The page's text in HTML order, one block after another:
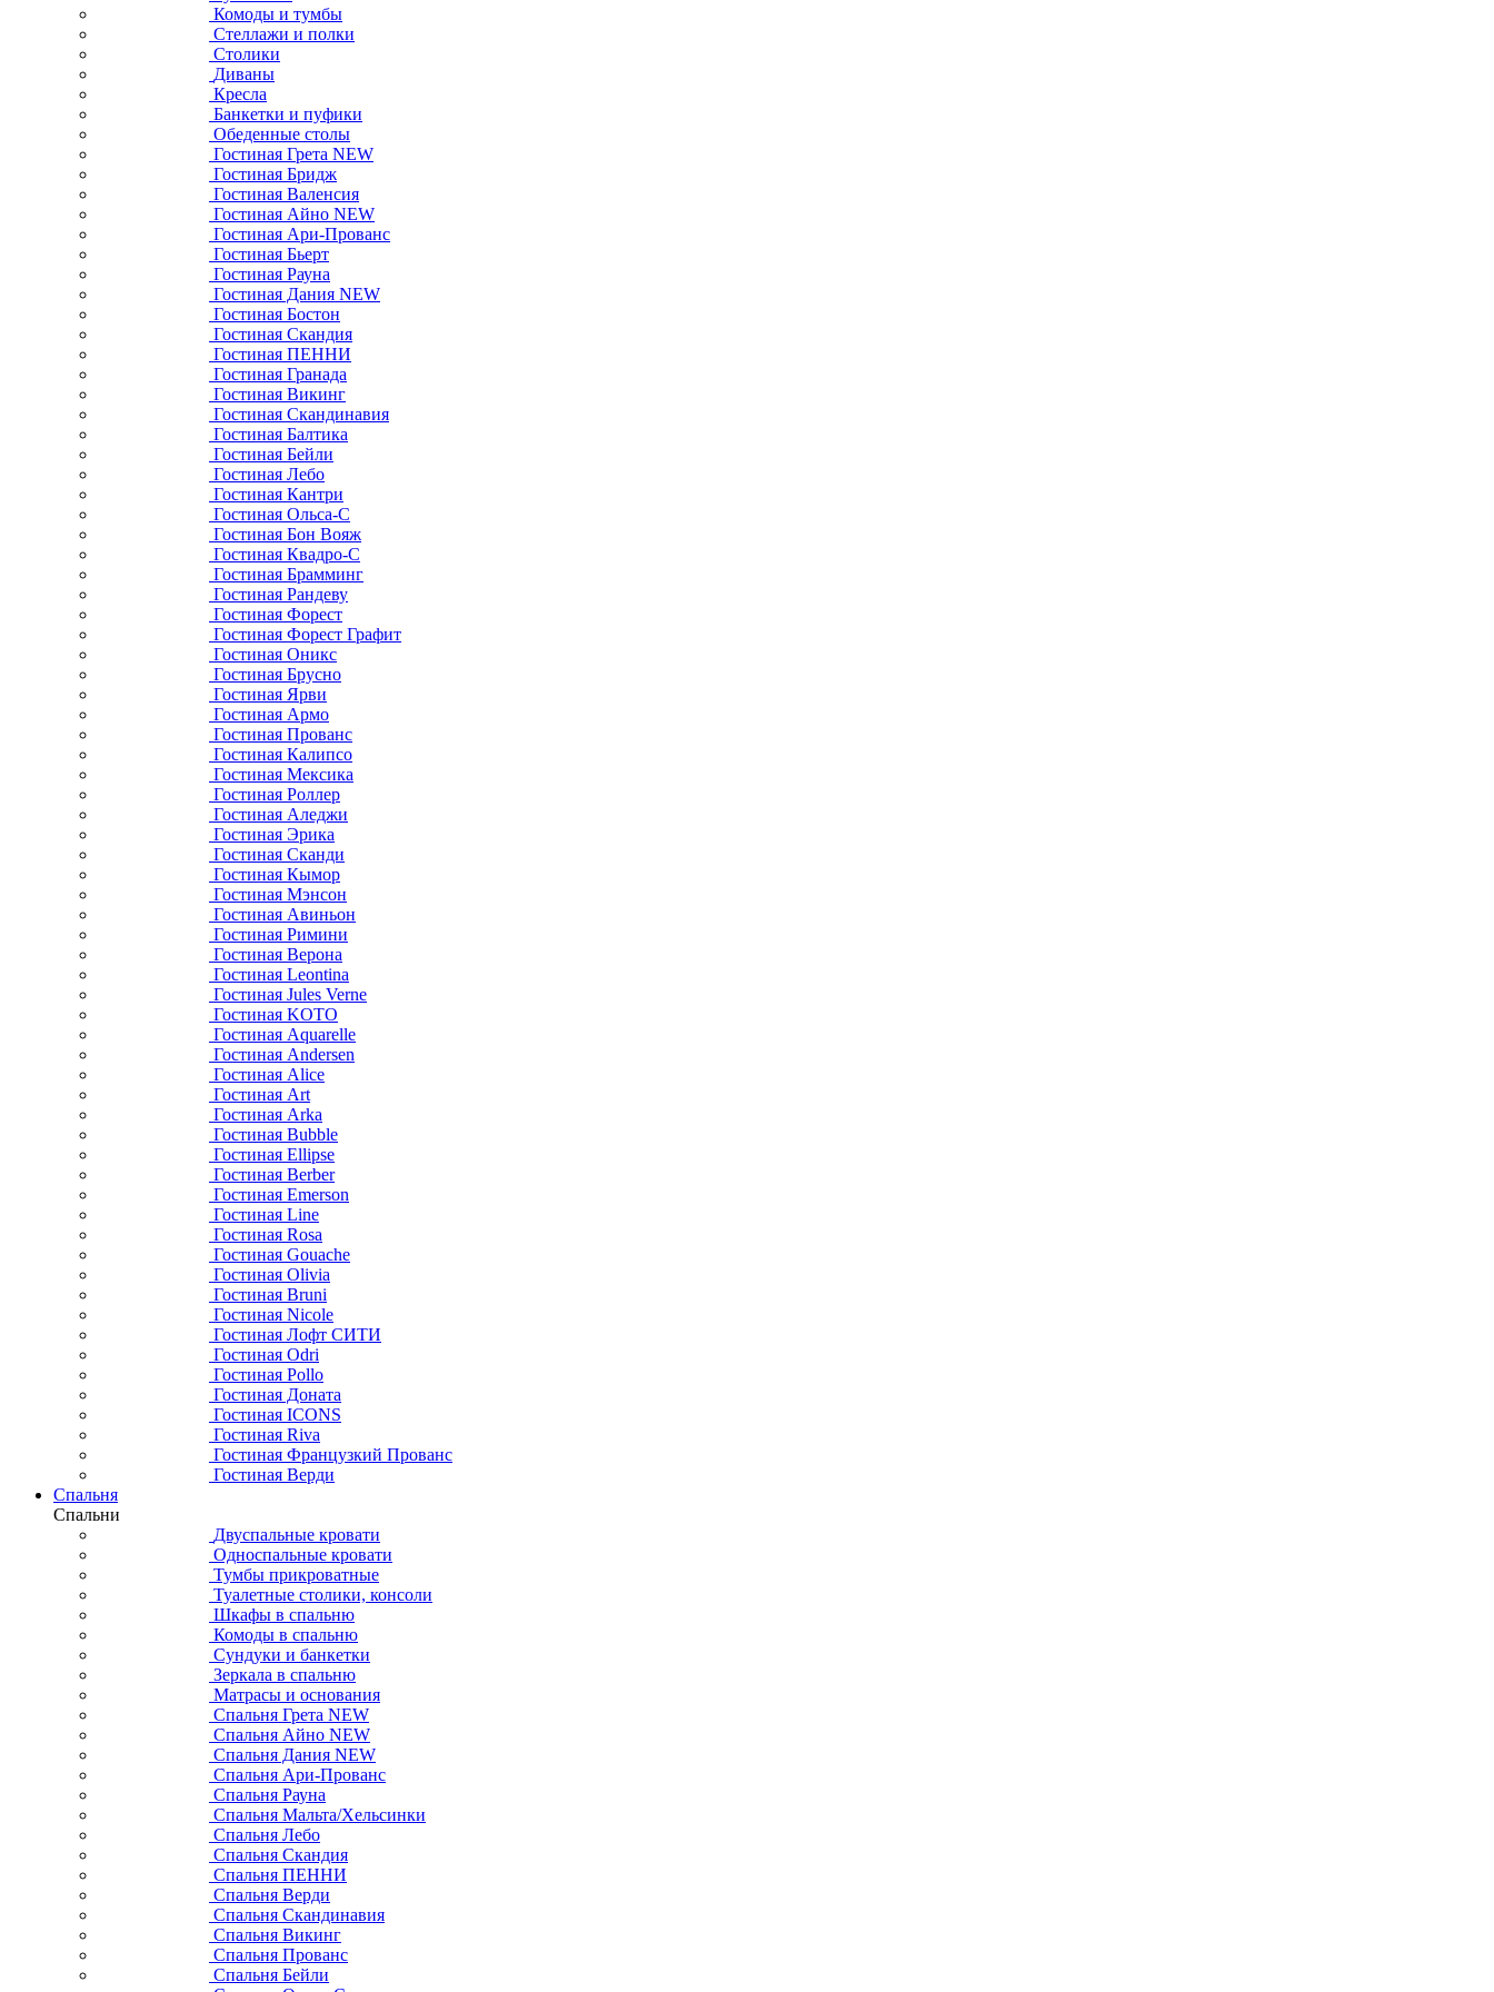
Комоды и тумбы
Стеллажи и полки
Столики
Диваны
Кресла
Банкетки и пуфики
Обеденные столы
Гостиная Грета NEW
Гостиная Бридж
Гостиная Валенсия
Гостиная Айно NEW
Гостиная Ари-Прованс
Гостиная Бьерт
Гостиная Рауна
Гостиная Дания NEW
Гостиная Бостон
Гостиная Скандия
Гостиная ПЕННИ
Гостиная Гранада
Гостиная Викинг
Гостиная Скандинавия
Гостиная Балтика
Гостиная Бейли
Гостиная Лебо
Гостиная Кантри
Гостиная Ольса-С
Гостиная Бон Вояж
Гостиная Квадро-С
Гостиная Брамминг
Гостиная Рандеву
Гостиная Форест
Гостиная Форест Графит
Гостиная Оникс
Гостиная Брусно
Гостиная Ярви
Гостиная Армо
Гостиная Прованс
Гостиная Калипсо
Гостиная Мексика
Гостиная Роллер
Гостиная Аледжи
Гостиная Эрика
Гостиная Сканди
Гостиная Кымор
Гостиная Мэнсон
Гостиная Авиньон
Гостиная Римини
Гостиная Верона
Гостиная Leontina
Гостиная Jules Verne
Гостиная KOTO
Гостиная Aquarelle
Гостиная Andersen
Гостиная Alice
Гостиная Art
Гостиная Arka
Гостиная Bubble
Гостиная Ellipse
Гостиная Berber
Гостиная Emerson
Гостиная Line
Гостиная Rosa
Гостиная Gouache
Гостиная Olivia
Гостиная Bruni
Гостиная Nicole
Гостиная Лофт СИТИ
Гостиная Odri
Гостиная Pollo
Гостиная Доната
Гостиная ICONS
Гостиная Riva
Гостиная Французкий Прованс
Гостиная Верди
Спальня
Спальни
Двуспальные кровати
Односпальные кровати
Тумбы прикроватные
Туалетные столики, консоли
Шкафы в спальню
Комоды в спальню
Сундуки и банкетки
Зеркала в спальню
Матрасы и основания
Спальня Грета NEW
Спальня Айно NEW
Спальня Дания NEW
Спальня Ари-Прованс
Спальня Рауна
Спальня Мальта/Хельсинки
Спальня Лебо
Спальня Скандия
Спальня ПЕННИ
Спальня Верди
Спальня Скандинавия
Спальня Викинг
Спальня Прованс
Спальня Бейли